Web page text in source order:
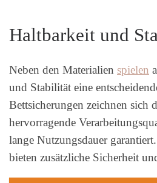
Haltbarkeit und
Neben den Materialien spielen
und Stabilität eine
Bettsicherungen zeichnen sich
hervorragende
lange Nutzungsdauer
bieten zusätzliche Sicherheit